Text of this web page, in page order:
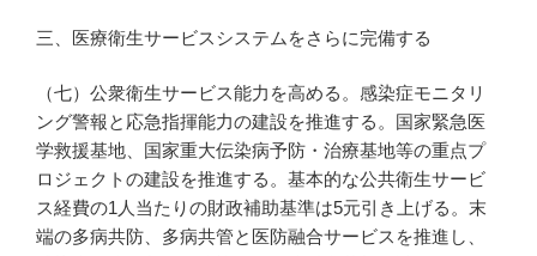
三、医療衛生サービスシステムをさらに完備する
（七）公衆衛生サービス能力を高める。感染症モニタリ
ング警報と応急指揮能力の建設を推進する。国家緊急医
学救援基地、国家重大伝染病予防・治療基地等の重点プ
ロジェクトの建設を推進する。基本的な公共衛生サービ
ス経費の1人当たりの財政補助基準は5元引き上げる。末
端の多病共防、多病共管と医防融合サービスを推進し、